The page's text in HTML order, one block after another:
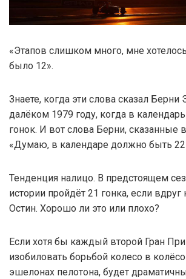
«Этапов слишком много, мне
было 12».
Знаете, когда эти слова сказал Берни
далёком 1979 году, когда в
гонок. И вот слова Берни, сказанные
«Думаю, в календаре должно быть 22
Тенденция налицо. В предстоящем
истории пройдёт 21 гонка, если
Остин. Хорошо ли это или плохо?
Если хотя бы каждый второй Гран
изобиловать борьбой колесо в
эшелонах пелотона, будет